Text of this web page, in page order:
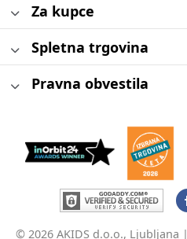
Za kupce
Spletna trgovina
Pravna obvestila
© 2026 AKIDS d.o.o., Ljubljana |